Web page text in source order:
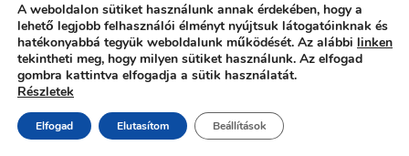
A weboldalon sütiket használunk annak érdekében, hogy a
lehető legjobb felhasználói élményt nyújtsuk látogatóinknak és
hatékonyabbá tegyük weboldalunk működését. Az alábbi linken
tekintheti meg, hogy milyen sütiket használunk. Az elfogad
gombra kattintva elfogadja a sütik használatát.
Részletek
Elfogad Elutasítom Beállítások